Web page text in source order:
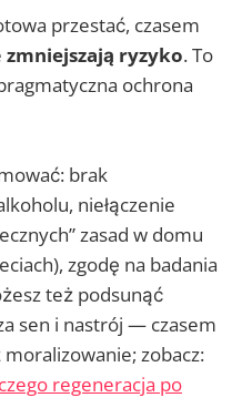
przestać, czasem
zmniejszają ryzyko. To
ochrona
brak
niełączenie
zasad w domu
zgodę na badania
też podsunąć
sen i nastrój — czasem
zobacz:
regeneracja po